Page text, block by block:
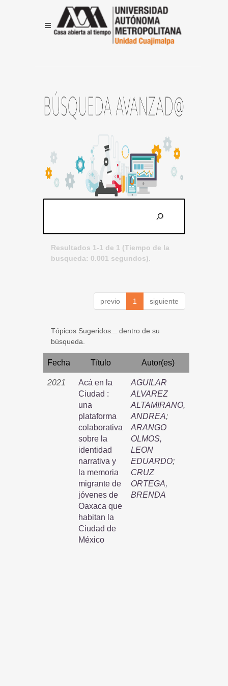
Resultados 1-1 de 1 (Tiempo de la
busqueda: 0.001 segundos).
previo 1 siguiente
Tópicos Sugeridos... dentro de su
búsqueda.
Fecha Título Autor(es)
2021
Acá en la
Ciudad :
una
plataforma
colaborativa
sobre la
identidad
narrativa y
la memoria
migrante de
jóvenes de
Oaxaca que
habitan la
Ciudad de
México
AGUILAR
ALVAREZ
ALTAMIRANO,
ANDREA;
ARANGO
OLMOS,
LEON
EDUARDO;
CRUZ
ORTEGA,
BRENDA